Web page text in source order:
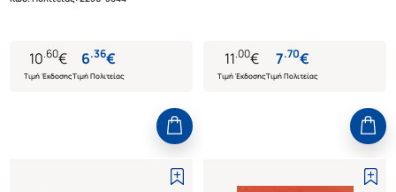
10.60€
Τιμή Έκδοσης
6.36€
Τιμή Πολιτείας
11.00€
Τιμή Έκδοσης
7.70€
Τιμή Πολιτείας